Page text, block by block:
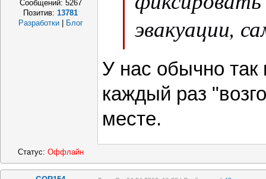
Сообщений: 5267
Позитив:13781
Разработки
Блог
эвакуации,
было толпы,
У нас обычно
каждый раз
месте.
Статус: Оффлайн